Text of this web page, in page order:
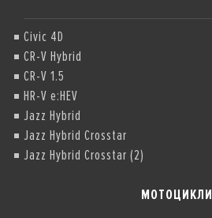
Civic 4D
CR-V Hybrid
CR-V 1.5
HR-V e:HEV
Jazz Hybrid
Jazz Hybrid Crosstar
Jazz Hybrid Crosstar (2)
МОТОЦИКЛИ